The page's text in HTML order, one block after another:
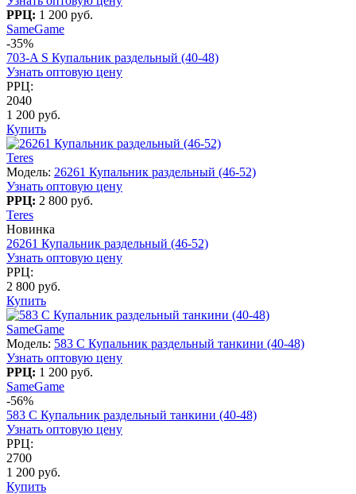
РРЦ: 1 200 руб.
SameGame
-35%
703-A S Купальник раздельный (40-48)
Узнать оптовую цену
РРЦ:
2040
1 200 руб.
Купить
Teres
Модель: 26261 Купальник раздельный (46-52)
Узнать оптовую цену
РРЦ: 2 800 руб.
Teres
Новинка
26261 Купальник раздельный (46-52)
Узнать оптовую цену
РРЦ:
2 800 руб.
Купить
SameGame
Модель: 583 C Купальник раздельный танкини (40-48)
Узнать оптовую цену
РРЦ: 1 200 руб.
SameGame
-56%
583 C Купальник раздельный танкини (40-48)
Узнать оптовую цену
РРЦ:
2700
1 200 руб.
Купить